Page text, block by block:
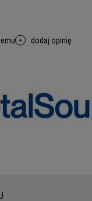
dodaj opinię